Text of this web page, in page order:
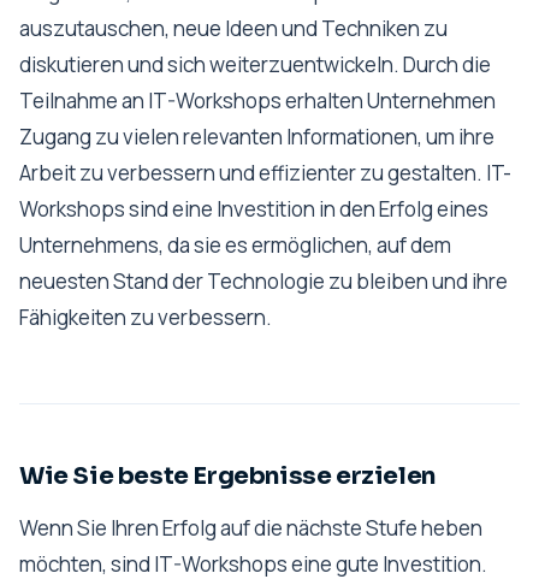
auszutauschen, neue Ideen und Techniken zu
diskutieren und sich weiterzuentwickeln. Durch die
Teilnahme an IT-Workshops erhalten Unternehmen
Zugang zu vielen relevanten Informationen, um ihre
Arbeit zu verbessern und effizienter zu gestalten. IT-
Workshops sind eine Investition in den Erfolg eines
Unternehmens, da sie es ermöglichen, auf dem
neuesten Stand der Technologie zu bleiben und ihre
Fähigkeiten zu verbessern.
Wie Sie beste Ergebnisse erzielen
Wenn Sie Ihren Erfolg auf die nächste Stufe heben
möchten, sind IT-Workshops eine gute Investition.